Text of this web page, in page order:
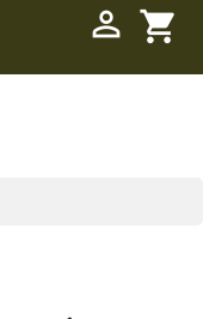
shopping_cart
